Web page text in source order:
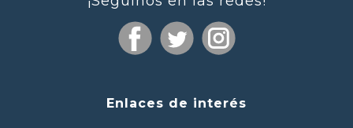
Enlaces de interés